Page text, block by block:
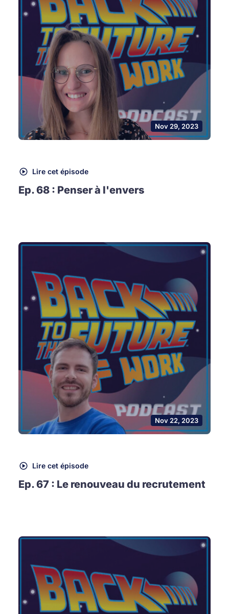
Nov 29, 2023
Lire cet épisode
Ep. 68 : Penser à l'envers
Nov 22, 2023
Lire cet épisode
Ep. 67 : Le renouveau du recrutement